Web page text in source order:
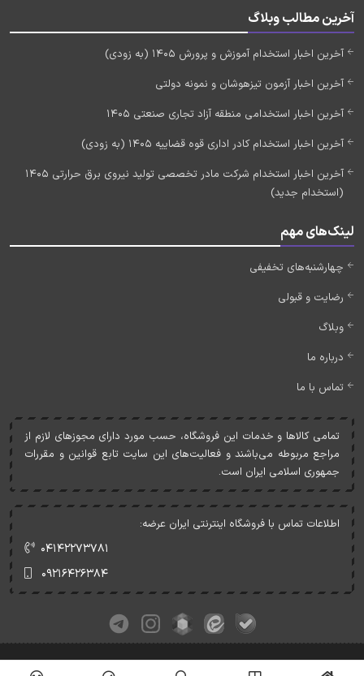
آخرین مطالب وبلاگ
آخرین اخبار استخدام آموزش و پرورش 1405 (به زودی)
آخرین اخبار آزمون تیزهوشان و نمونه دولتی
آخرین اخبار استخدامی منطقه آزاد تجاری صنعتی 1405
آخرین اخبار استخدام کادر اداری قوه قضاییه 1405 (به زودی)
آخرین اخبار استخدام شرکت مادر تخصصی تولید نیروی برق حرارتی 1405
(استخدام جدید)
لینک‌های مهم
چهارشنبه‌های تخفیفی
رضایت و قبولی
وبلاگ
درباره ما
تماس با ما
تمامی کالاها و خدمات اين فروشگاه، حسب مورد دارای مجوزهای لازم از
مراجع مربوطه می‌باشند و فعاليت‌های اين سايت تابع قوانين و مقررات
جمهوری اسلامی ايران است.
اطلاعات تماس با فروشگاه اینترنتی ایران عرضه:
۰۴۱۴۲۲۷۳۷۸۱
۰۹۲۱۶۴۲۶۳۸۴
کلیه حقوق این وبسایت متعلق به ایران عرضه می‌باشد.